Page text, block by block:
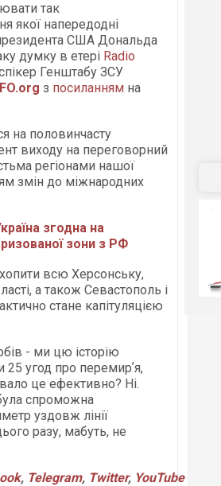
так
якої напередодні
США Дональда
думку в етері Radio
Генштабу ЗСУ
з посиланням на
на половинчасту
виходу на переговорний
регіонами нашої
змін до міжнародних
згодна на
зони з РФ
всю Херсонську,
а також Севастополь і
стане капітуляцією
- ми цю історію
угод про перемирʼя,
це ефективно? Ні.
спроможна
уздовж лінії
разу, мабуть, не
, Telegram, Twitter, YouTube